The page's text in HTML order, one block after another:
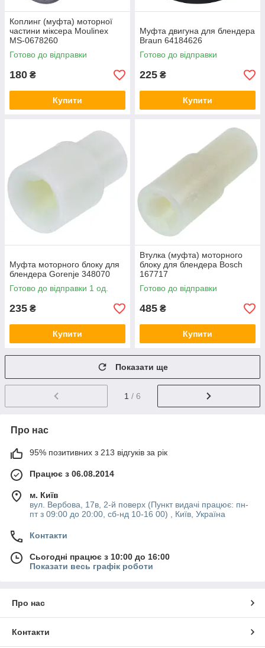
Коплинг (муфта) моторної
частини міксера Moulinex
MS-0678260
Готово до відправки
180 ₴
Купити
Муфта двигуна для блендера
Braun 64184626
Готово до відправки
225 ₴
Купити
Муфта моторного блоку для
блендера Gorenje 348070
Готово до відправки 1 од.
235 ₴
Купити
Втулка (муфта) моторного
блоку для блендера Bosch
167717
Готово до відправки
485 ₴
Купити
Показати ще
1 / 6
Про нас
95% позитивних з 213 відгуків за рік
Працює з 06.08.2014
м. Київ
вул. Вербова, 17в, 2-й поверх (Пункт видачі працює: пн-
пт з 09:00 до 20:00, сб-нд 10-16 00) , Київ, Україна
Контакти
Сьогодні працює з 10:00 до 16:00
Показати весь графік роботи
Про нас
Контакти